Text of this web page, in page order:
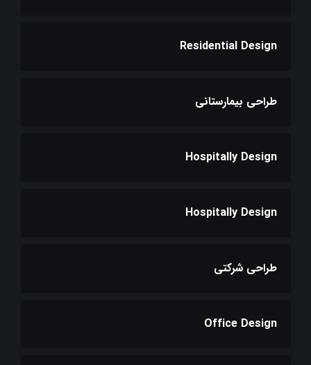
Residential Design
طراحی بیمارستانی
Hospitally Design
Hospitally Design
طراحی شرکتی
Office Design